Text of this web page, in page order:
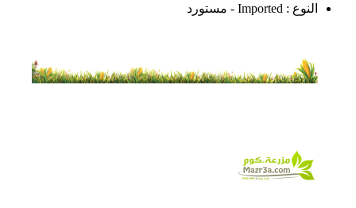
النوع : Imported - مستورد